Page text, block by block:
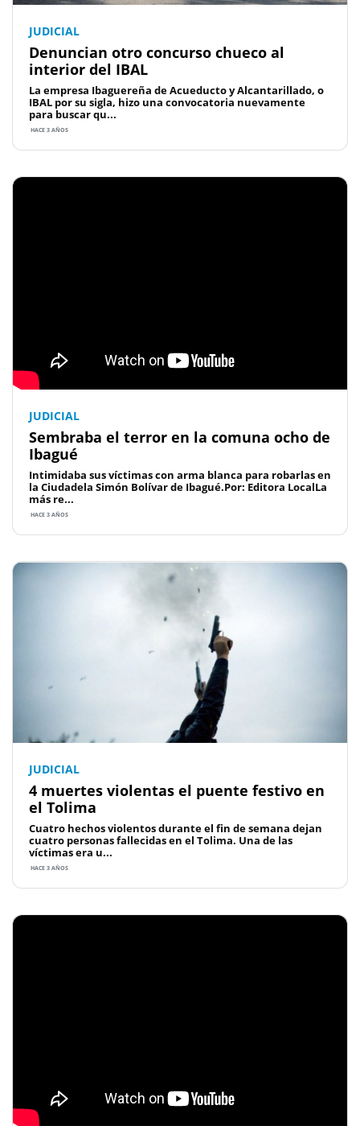
JUDICIAL
Denuncian otro concurso chueco al
interior del IBAL
La empresa Ibaguereña de Acueducto y Alcantarillado, o
IBAL por su sigla, hizo una convocatoria nuevamente
para buscar qu...
HACE 3 AÑOS
JUDICIAL
Sembraba el terror en la comuna ocho de
Ibagué
Intimidaba sus víctimas con arma blanca para robarlas en
la Ciudadela Simón Bolívar de Ibagué.Por: Editora LocalLa
más re...
HACE 3 AÑOS
JUDICIAL
4 muertes violentas el puente festivo en
el Tolima
Cuatro hechos violentos durante el fin de semana dejan
cuatro personas fallecidas en el Tolima. Una de las
víctimas era u...
HACE 3 AÑOS